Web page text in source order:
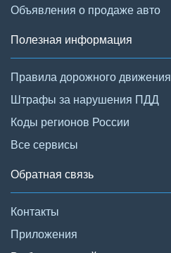
Объявления о продаже авто
Полезная информация
Правила дорожного движения
Штрафы за нарушения ПДД
Коды регионов России
Все сервисы
Обратная связь
Контакты
Приложения